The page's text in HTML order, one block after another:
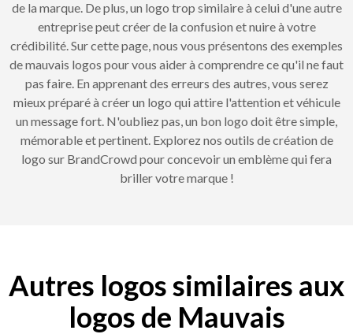
de la marque. De plus, un logo trop similaire à celui d'une autre
entreprise peut créer de la confusion et nuire à votre
crédibilité. Sur cette page, nous vous présentons des exemples
de mauvais logos pour vous aider à comprendre ce qu'il ne faut
pas faire. En apprenant des erreurs des autres, vous serez
mieux préparé à créer un logo qui attire l'attention et véhicule
un message fort. N'oubliez pas, un bon logo doit être simple,
mémorable et pertinent. Explorez nos outils de création de
logo sur BrandCrowd pour concevoir un emblème qui fera
briller votre marque !
Autres logos similaires aux
logos de Mauvais